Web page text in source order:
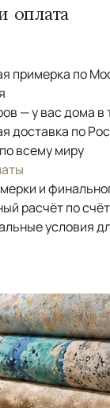
оплата
примерка по
— у вас дома в
доставка по
всему миру
и
расчёт по
условия